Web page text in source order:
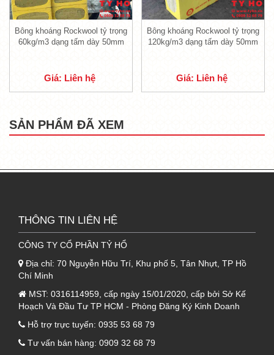
phẩm bông khoáng khác. Sản phẩm được sản
xuất dưới dạng tấm, có tỉ trọng 50kg/m3 và
dày 50mm chắc chắn.
cấu thành từ các khoáng sản tự nhiên sẽ tạo
ra thành phẩm có màu vàng nâu. Bên cạnh đó
vượt trội.
Rockwool tỷ trọng 50kg/m3 dạng
tấm dày 50mm
Rockwool là loại vật liệu nổi bật với khả năng
cách âm, cách nhiệt, chống cháy. Đây cũng là
3 ưu điểm nổi bật của loại bông khoáng này.
Cụ thể như sau:
2.1. Khả năng chống nóng, cách nhiệt
Bông khoáng Rockwool tỷ trọng
60kg/m3 dạng tấm dày 50mm
Giá: Liên hệ
Bông khoáng Rockwool tỷ trọng
120kg/m3 dạng tấm dày 50mm
Giá: Liên hệ
SẢN PHẨM ĐÃ XEM
THÔNG TIN LIÊN HỆ
CÔNG TY CỔ PHẦN TỶ HỔ
Địa chỉ: 70 Nguyễn Hữu Trí, Khu phố 5, Tân Nhựt, TP Hồ
Chí Minh
MST: 0316114959, cấp ngày 15/01/2020, cấp bởi Sở Kế
Hoạch Và Đầu Tư TP HCM - Phòng Đăng Ký Kinh Doanh
Hỗ trợ trực tuyến: 0935 53 68 79
Tư vấn bán hàng: 0909 32 68 79